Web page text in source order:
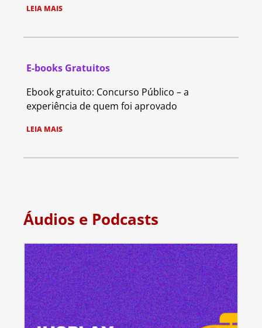
LEIA MAIS
E-books Gratuitos
Ebook gratuito: Concurso Público – a
experiência de quem foi aprovado
LEIA MAIS
Áudios e Podcasts